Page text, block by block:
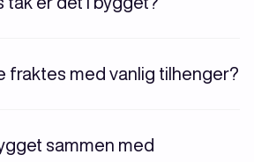
fraktes med vanlig tilhenger?
sammen med